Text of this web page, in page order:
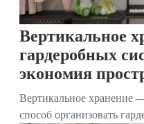
функциональным,
Вертикальное
гардеробных
экономия
Вертикальное хранение
способ организовать